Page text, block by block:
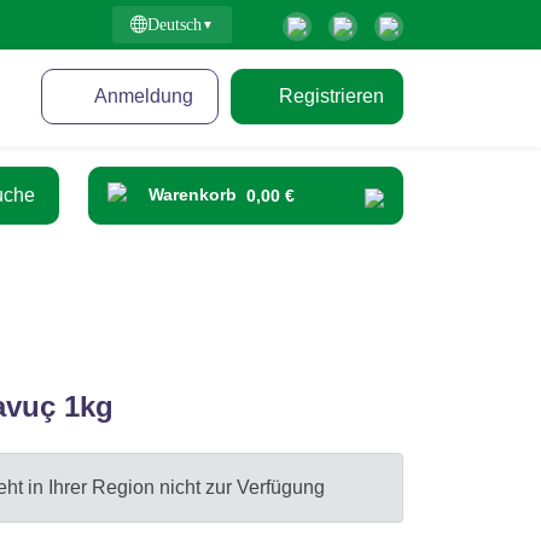
Deutsch
Registrieren
Anmeldung
Warenkorb 0,00 €
1kg
in Ihrer Region nicht zur Verfügung